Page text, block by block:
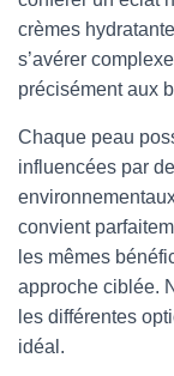
crèmes
s’avérer
précisément aux
Chaque peau
influencées par
convient
les mêmes
approche ciblée.
les différentes
idéal.